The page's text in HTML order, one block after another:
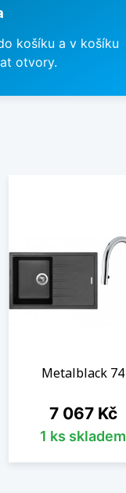
košíku a v košíku
otvory.
Metalblack 74
Cena
7 067 Kč
1 ks skladem